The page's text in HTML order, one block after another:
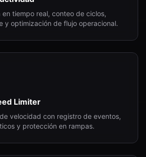
tiempo real, conteo de ciclos,
y optimización de flujo operacional.
Limiter
velocidad con registro de eventos,
y protección en rampas.